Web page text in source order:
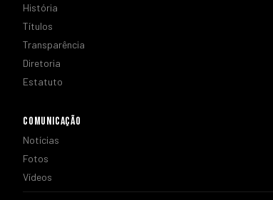
História
Títulos
Transparência
Diretoria
Estatuto
COMUNICAÇÃO
Notícias
Fotos
Vídeos